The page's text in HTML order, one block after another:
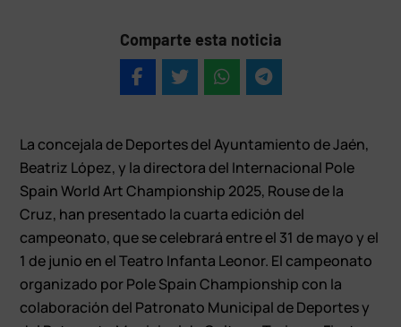
Comparte esta noticia
La concejala de Deportes del Ayuntamiento de Jaén,
Beatriz López, y la directora del Internacional Pole
Spain World Art Championship 2025, Rouse de la
Cruz, han presentado la cuarta edición del
campeonato, que se celebrará entre el 31 de mayo y el
1 de junio en el Teatro Infanta Leonor. El campeonato
organizado por Pole Spain Championship con la
colaboración del Patronato Municipal de Deportes y